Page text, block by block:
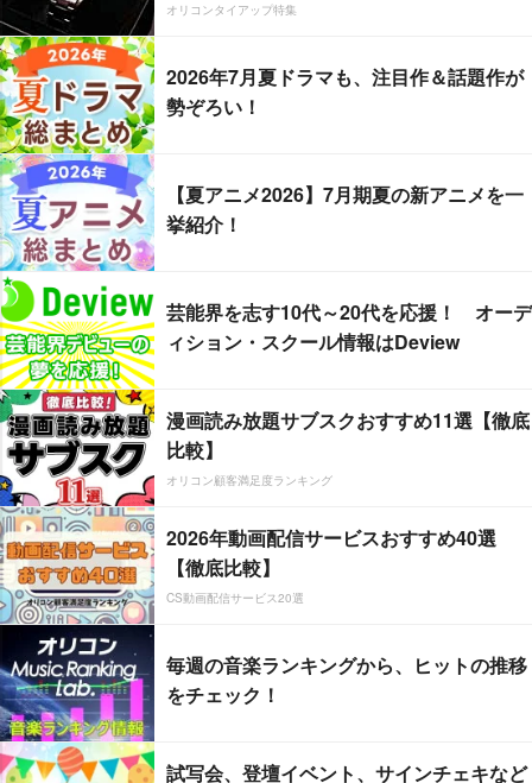
オリコンタイアップ特集
2026年7月夏ドラマも、注目作＆話題作が
勢ぞろい！
【夏アニメ2026】7月期夏の新アニメを一
挙紹介！
芸能界を志す10代～20代を応援！ オーデ
ィション・スクール情報はDeview
漫画読み放題サブスクおすすめ11選【徹底
比較】
オリコン顧客満足度ランキング
2026年動画配信サービスおすすめ40選
【徹底比較】
CS動画配信サービス20選
毎週の音楽ランキングから、ヒットの推移
をチェック！
試写会、登壇イベント、サインチェキなど